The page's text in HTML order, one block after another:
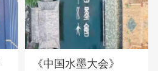
《中国水墨大会》